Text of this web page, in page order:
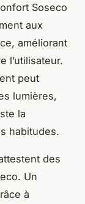
Soseco
aux
améliorant
l’utilisateur.
peut
lumières,
la
habitudes.
des
Un
à